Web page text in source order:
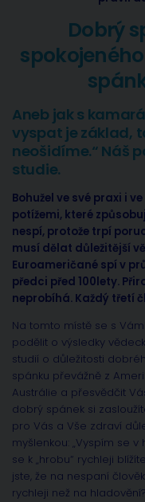
Dobrý
Aneb jak s
vyspat je základ,
neošidíme.“ Náš
studie.
Bohužel ve své praxi i
potížemi, které
nespí, protože trpí
musí dělat důležitější
Euroameričané spí v
předci před 100lety.
neprobíhá. Každý třetí
Na tomto místě se s
podělit o výsledky
studií o důležitosti
spánku převážně z
Austrálie a přesvědčit
dobrý spánek si
pro Vás a Vše zdraví
myšlenkou: „Vyspím se v
se k „hrobu“ rychleji
jste, že na nespaní
rychleji než na hladovění?